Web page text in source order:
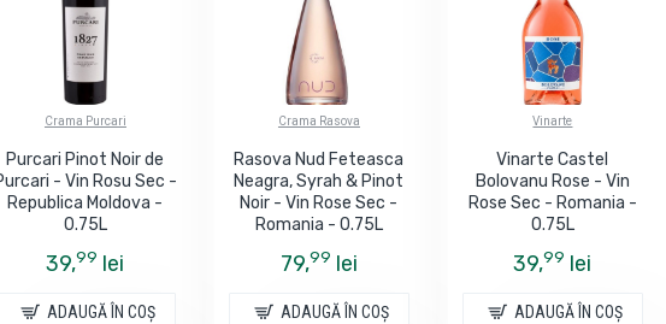
Crama Purcari
Purcari Pinot Noir de
- Vin Rosu Sec -
Republica Moldova -
0.75L
39,99 lei
ADAUGĂ ÎN COŞ
Crama Rasova
Rasova Nud Feteasca
Neagra, Syrah & Pinot
Noir - Vin Rose Sec -
Romania - 0.75L
79,99 lei
ADAUGĂ ÎN COŞ
Vinarte
Vinarte Castel
Bolovanu Rose - Vin
Rose Sec - Romania -
0.75L
39,99 lei
ADAUGĂ ÎN COŞ